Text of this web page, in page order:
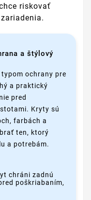
riskovať
a štýlový
ochrany pre
a praktický
pred
Kryty sú
farbách a
ten, ktorý
a potrebám.
chráni zadnú
poškriabaním,